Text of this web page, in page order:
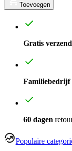
Toevoegen
Gratis
Familiebedrijf
60 dagen
Populaire